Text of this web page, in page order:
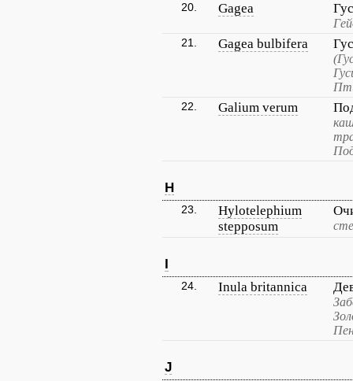
20. Gagea
21. Gagea bulbifera
22. Galium verum
H
23.
Hylotelephium
stepposum
I
24. Inula britannica
J